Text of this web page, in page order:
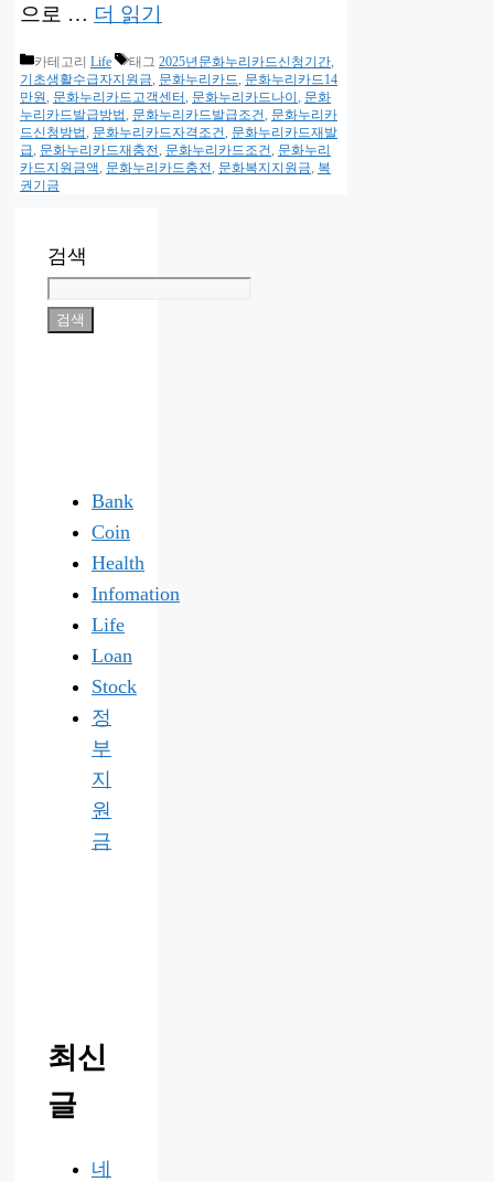
으로 … 더 읽기
카테고리 Life 태그 2025년문화누리카드신청기간,
기초생활수급자지원금, 문화누리카드, 문화누리카드14
만원, 문화누리카드고객센터, 문화누리카드나이 , 문화
누리카드발급방법, 문화누리카드발급조건, 문화누리카
드신청방법, 문화누리카드자격조건, 문화누리카드재발
급, 문화누리카드재충전, 문화누리카드조건, 문화누리
카드지원금액, 문화누리카드충전, 문화복지지원금, 복
권기금
검색
검색
Bank
Coin
Health
Infomation
Life
Loan
Stock
정
부
지
원
금
최신
글
네